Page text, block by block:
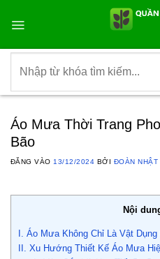
qua
dung
kiếm:
Áo Mưa Thời Trang
Bão
ĐĂNG VÀO 13/12/2024 BỞI ĐOÀN NHẬT
Nội
I. Áo Mưa Không Chỉ Là Vật
II. Xu Hướng Thiết Kế Áo Mưa